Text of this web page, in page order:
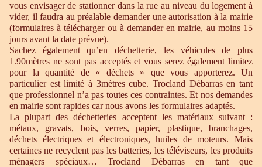
vous envisager de stationner dans la rue au niveau du logement à
vider, il faudra au préalable demander une autorisation à la mairie
(formulaires à télécharger ou à demander en mairie, au moins 15
jours avant la date prévue).
Sachez également qu’en déchetterie, les véhicules de plus
1.90mètres ne sont pas acceptés et vous serez également limitez
pour la quantité de « déchets » que vous apporterez. Un
particulier est limité à 3mètres cube. Trocland Débarras en tant
que professionnel n’a pas toutes ces contraintes. Et nos demandes
en mairie sont rapides car nous avons les formulaires adaptés.
La plupart des déchetteries acceptent les matériaux suivant :
métaux, gravats, bois, verres, papier, plastique, branchages,
déchets électriques et électroniques, huiles de moteurs. Mais
certaines ne recyclent pas les batteries, les téléviseurs, les produits
ménagers spéciaux… Trocland Débarras en tant que